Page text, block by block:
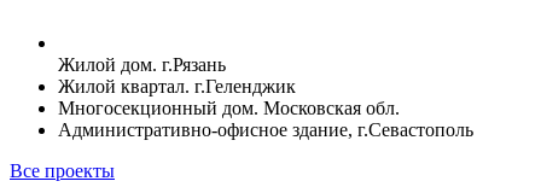
Жилой дом. г.Рязань
Жилой квартал. г.Геленджик
Многосекционный дом. Московская обл.
Административно-офисное здание, г.Севастополь
Все проекты